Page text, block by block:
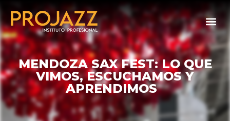
MENDOZA SAX FEST: LO QUE
VIMOS, ESCUCHAMOS Y
APRENDIMOS